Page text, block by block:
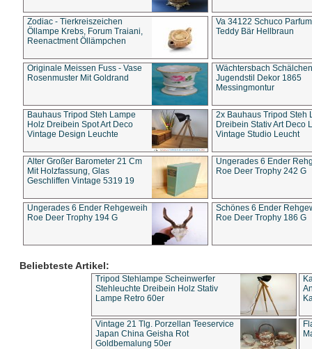
Zodiac - Tierkreiszeichen
Öllampe Krebs, Forum Traiani,
Reenactment Öllämpchen
Va 34122 Schuco
Teddy Bär Hellbraun
Originale Meissen Fuss - Vase
Rosenmuster Mit Goldrand
Wächtersbach Schälchen
Jugendstil Dekor 1865
Messingmontur
Bauhaus Tripod Steh Lampe
Holz Dreibein Spot Art Deco
Vintage Design Leuchte
2x Bauhaus Tripod Steh
Dreibein Stativ Art Deco
Vintage Studio Leucht
Alter Großer Barometer 21 Cm
Mit Holzfassung, Glas
Geschliffen Vintage 5319 19
Ungerades 6 Ender
Roe Deer Trophy 242 G
Ungerades 6 Ender Rehgeweih
Roe Deer Trophy 194 G
Schönes 6 Ender
Roe Deer Trophy 186 G
Beliebteste Artikel:
Tripod Stehlampe Scheinwerfer
Stehleuchte Dreibein Holz Stativ
Lampe Retro 60er
Vintage 21 Tlg. Porzellan Teeservice
Japan China Geisha Rot
Goldbemalung 50er